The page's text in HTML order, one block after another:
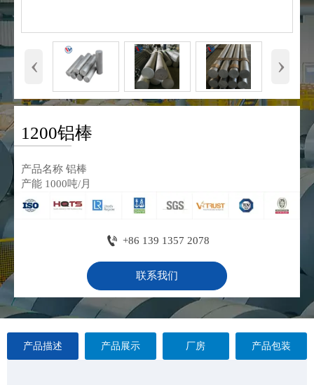
‹ ›
1200铝棒
产品名称 铝棒
产能 1000吨/月
 +86 139 1357 2078
联系我们
产品描述 产品展示 厂房 产品包装